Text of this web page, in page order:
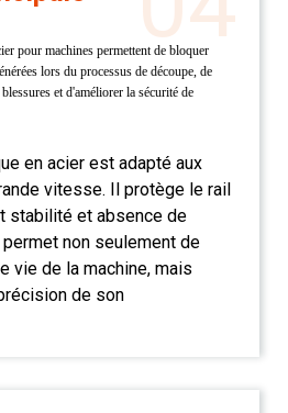
pour machines permettent de bloquer
lors du processus de découpe, de
et d'améliorer la sécurité de
en acier est adapté aux
vitesse. Il protège le rail
stabilité et absence de
non seulement de
vie de la machine, mais
de son